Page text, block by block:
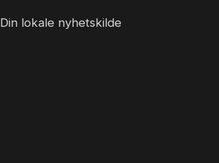
Din lokale nyhetskilde